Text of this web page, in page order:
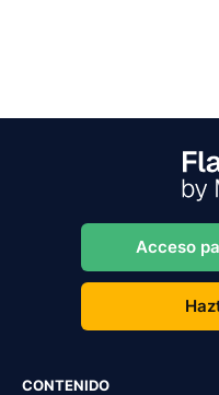
Acceso
CONTENIDO